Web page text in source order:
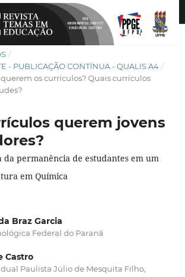
/
- PUBLICAÇÃO CONTÍNUA - QUALIS A4 /
os currículos? Quais currículos
querem jovens
da permanência de estudantes em um
em Química
Braz Garcia
Federal do Paraná
Castro
Paulista Júlio de Mesquita Filho,